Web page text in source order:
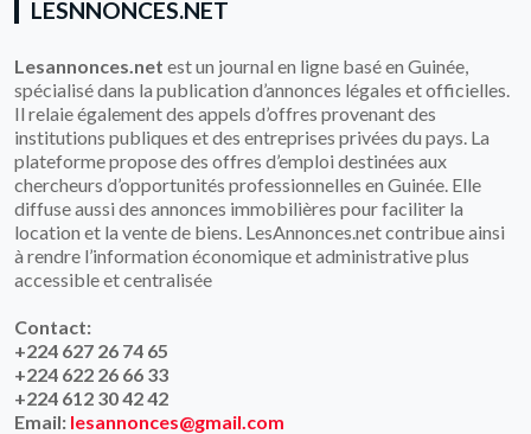
LESNNONCES.NET
Lesannonces.net est un journal en ligne basé en Guinée,
spécialisé dans la publication d’annonces légales et officielles.
Il relaie également des appels d’offres provenant des
institutions publiques et des entreprises privées du pays. La
plateforme propose des offres d’emploi destinées aux
chercheurs d’opportunités professionnelles en Guinée. Elle
diffuse aussi des annonces immobilières pour faciliter la
location et la vente de biens. LesAnnonces.net contribue ainsi
à rendre l’information économique et administrative plus
accessible et centralisée
Contact:
+224 627 26 74 65
+224 622 26 66 33
+224 612 30 42 42
Email: lesannonces@gmail.com